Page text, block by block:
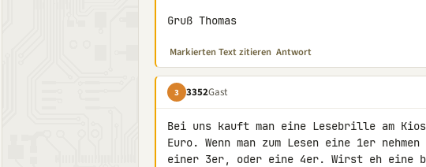
Gruß Thomas
Markierten Text zitieren Antwort
3 3352Gast
Bei uns kauft man eine Lesebrille am
Euro. Wenn man zum Lesen eine 1er
einer 3er, oder eine 4er. Wirst eh eine